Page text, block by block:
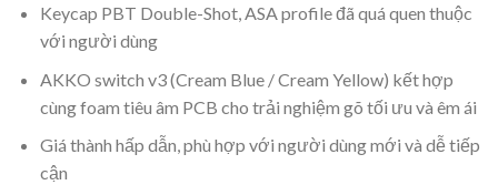
Keycap PBT Double-Shot, ASA profile đã quá quen thuộc
với người dùng
AKKO switch v3 (Cream Blue / Cream Yellow) kết hợp
cùng foam tiêu âm PCB cho trải nghiệm gõ tối ưu và êm ái
Giá thành hấp dẫn, phù hợp với người dùng mới và dễ tiếp
cận